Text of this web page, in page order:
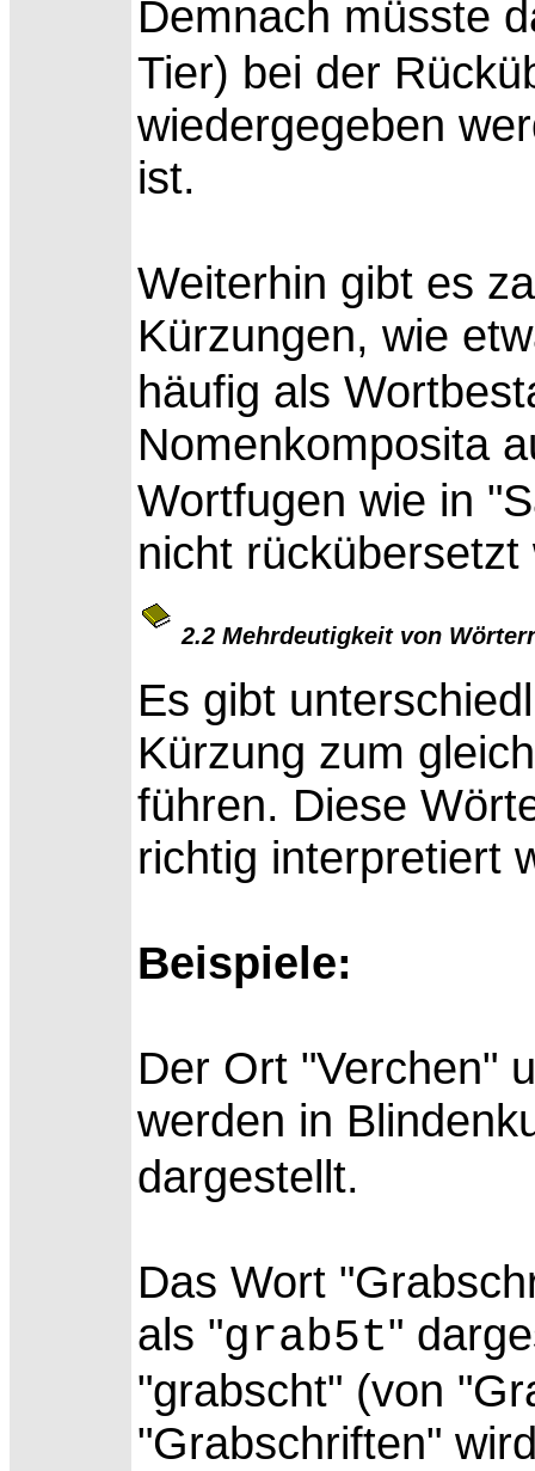
Demnach müsste
Tier) bei der
wiedergegeben
ist.
Weiterhin gibt es
Kürzungen, wie
häufig als
Nomenkomposita
Wortfugen wie in
nicht rückübersetzt
2.2 Mehrdeutigkeit von
Es gibt
Kürzung zum
führen. Diese
richtig interpretiert
Beispiele:
Der Ort "Verchen"
werden in
dargestellt.
Das Wort
als "grab5t"
"grabscht" (von
"Grabschriften"